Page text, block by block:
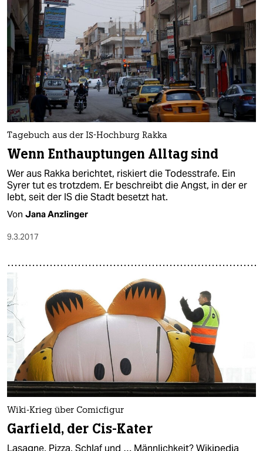
Tagebuch aus der IS-Hochburg Rakka
Wenn Enthauptungen Alltag sind
Wer aus Rakka berichtet, riskiert die Todesstrafe. Ein
Syrer tut es trotzdem. Er beschreibt die Angst, in der er
lebt, seit der IS die Stadt besetzt hat.
Von Jana Anzlinger
9.3.2017
Wiki-Krieg über Comicfigur
Garfield, der Cis-Kater
Lasagne, Pizza, Schlaf und … Männlichkeit? Wikipedia